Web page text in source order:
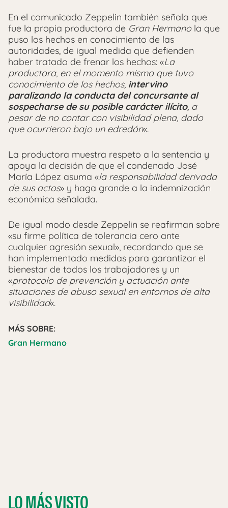
En el comunicado Zeppelin también señala que
fue la propia productora de Gran Hermanola que
puso los hechos en conocimiento de las
autoridades, de igual medida que defienden
haber tratado de frenar los hechos: «La
productora, en el momento mismo que tuvo
conocimiento de los hechos, intervino
paralizando la conducta del concursante al
sospecharse de su posible carácter ilícito, a
pesar de no contar con visibilidad plena, dado
que ocurrieron bajo un edredón«.
La productora muestra respeto a la sentencia y
apoya la decisión de que el condenado José
María López asuma «la responsabilidad derivada
de sus actos» y haga grande a la indemnización
económica señalada.
De igual modo desde Zeppelin se reafirman sobre
«su firme política de tolerancia cero ante
cualquier agresión sexual», recordando que se
han implementado medidas para garantizar el
bienestar de todos los trabajadores y un
«protocolo de prevención y actuación ante
situaciones de abuso sexual en entornos de alta
visibilidad«.
MÁS SOBRE:
Gran Hermano
LO MÁS VISTO